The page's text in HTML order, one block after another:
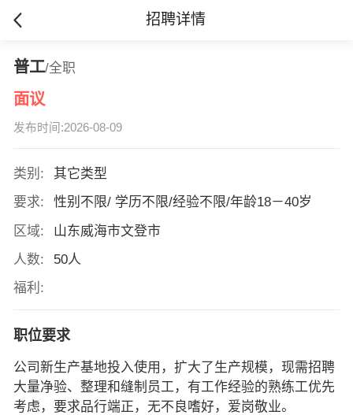
招聘详情
普工/全职
面议
发布时间:2026-08-09
类别:
其它类型
要求:
性别不限/ 学历不限/经验不限/年龄18－40岁
区域:
山东威海市文登市
人数:
50人
福利:
职位要求
公司新生产基地投入使用，扩大了生产规模，现需招聘
大量净验、整理和缝制员工，有工作经验的熟练工优先
考虑，要求品行端正，无不良嗜好，爱岗敬业。